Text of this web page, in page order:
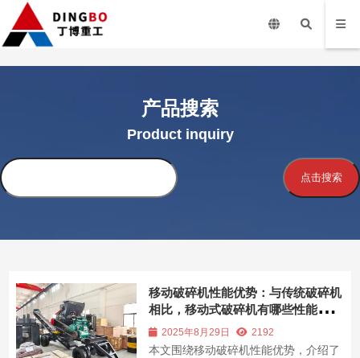
产品搜索
Product inquiry
点击搜索
移动破碎机性能优势：与传统破碎机
相比，移动式破碎机有哪些性能优
势？2025年8月29日 2192
本文围绕移动破碎机性能优势，介绍了